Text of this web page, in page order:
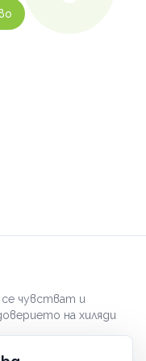
се чувстват и
на хиляди